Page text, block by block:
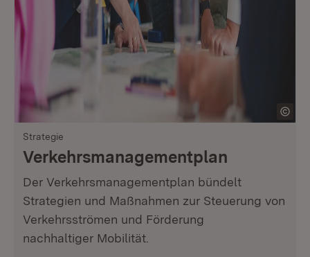
Strategie
Verkehrsmanagementplan
Der Verkehrsmanagementplan bündelt
Strategien und Maßnahmen zur Steuerung von
Verkehrsströmen und Förderung
nachhaltiger Mobilität.